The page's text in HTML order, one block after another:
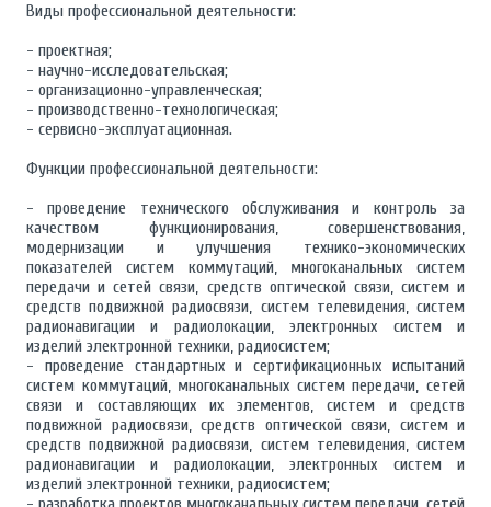
Виды профессиональной деятельности:
- проектная;
- научно-исследовательская;
- организационно-управленческая;
- производственно-технологическая;
- сервисно-эксплуатационная.
Функции профессиональной деятельности:
- проведение технического обслуживания и контроль за
качеством функционирования, совершенствования,
модернизации и улучшения технико-экономических
показателей систем коммутаций, многоканальных систем
передачи и сетей связи, средств оптической связи, систем и
средств подвижной радиосвязи, систем телевидения, систем
радионавигации и радиолокации, электронных систем и
изделий электронной техники, радиосистем;
- проведение стандартных и сертификационных испытаний
систем коммутаций, многоканальных систем передачи, сетей
связи и составляющих их элементов, систем и средств
подвижной радиосвязи, средств оптической связи, систем и
средств подвижной радиосвязи, систем телевидения, систем
радионавигации и радиолокации, электронных систем и
изделий электронной техники, радиосистем;